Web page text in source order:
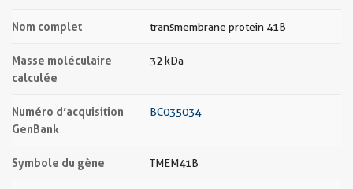
Nom complet transmembrane protein 41B
Masse moléculaire
calculée
32 kDa
Numéro d’acquisition
GenBank
BC035034
Symbole du gène TMEM41B